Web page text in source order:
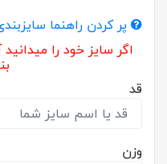
پر کردن راهنما
اگر سایز خود را
قد
وزن